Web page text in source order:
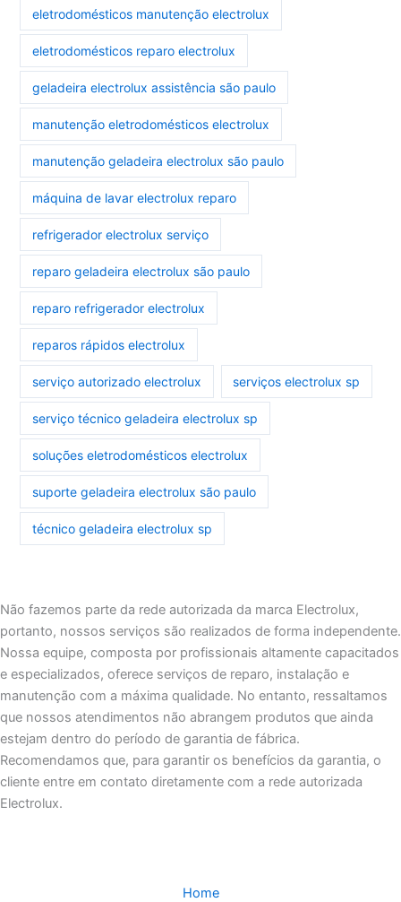
eletrodomésticos manutenção electrolux
eletrodomésticos reparo electrolux
geladeira electrolux assistência são paulo
manutenção eletrodomésticos electrolux
manutenção geladeira electrolux são paulo
máquina de lavar electrolux reparo
refrigerador electrolux serviço
reparo geladeira electrolux são paulo
reparo refrigerador electrolux
reparos rápidos electrolux
serviço autorizado electrolux serviços electrolux sp
serviço técnico geladeira electrolux sp
soluções eletrodomésticos electrolux
suporte geladeira electrolux são paulo
técnico geladeira electrolux sp
Não fazemos parte da rede autorizada da marca Electrolux,
portanto, nossos serviços são realizados de forma independente.
Nossa equipe, composta por profissionais altamente capacitados
e especializados, oferece serviços de reparo, instalação e
manutenção com a máxima qualidade. No entanto, ressaltamos
que nossos atendimentos não abrangem produtos que ainda
estejam dentro do período de garantia de fábrica.
Recomendamos que, para garantir os benefícios da garantia, o
cliente entre em contato diretamente com a rede autorizada
Electrolux.
Home